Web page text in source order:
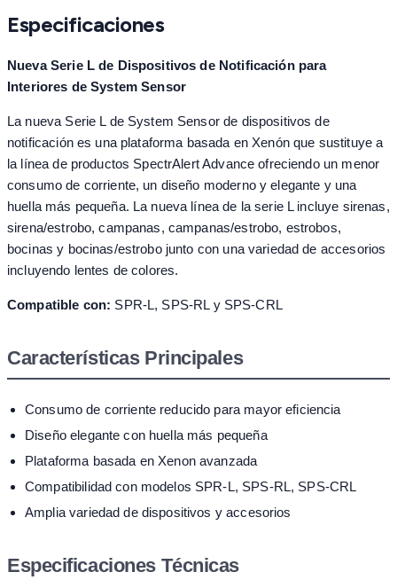
Especificaciones
Nueva Serie L de Dispositivos de Notificación para
Interiores de System Sensor
La nueva Serie L de System Sensor de dispositivos de
notificación es una plataforma basada en Xenón que sustituye a
la línea de productos SpectrAlert Advance ofreciendo un menor
consumo de corriente, un diseño moderno y elegante y una
huella más pequeña. La nueva línea de la serie L incluye sirenas,
sirena/estrobo, campanas, campanas/estrobo, estrobos,
bocinas y bocinas/estrobo junto con una variedad de accesorios
incluyendo lentes de colores.
Compatible con: SPR-L, SPS-RL y SPS-CRL
Características Principales
Consumo de corriente reducido para mayor eficiencia
Diseño elegante con huella más pequeña
Plataforma basada en Xenon avanzada
Compatibilidad con modelos SPR-L, SPS-RL, SPS-CRL
Amplia variedad de dispositivos y accesorios
Especificaciones Técnicas